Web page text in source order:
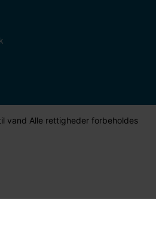
vand Alle rettigheder forbeholdes